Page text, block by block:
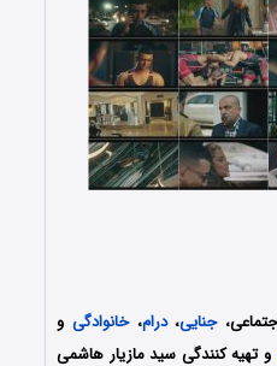
جنایی،درام،خانوادگی و
و تهیه کنندگی سید مازیار هاشمی